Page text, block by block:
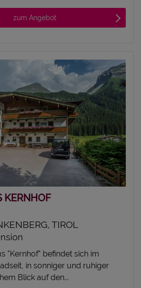
zum Angebot
KERNHOF
TIROL
"Kernhof" befindet sich im
in sonniger und ruhiger
Blick auf den...